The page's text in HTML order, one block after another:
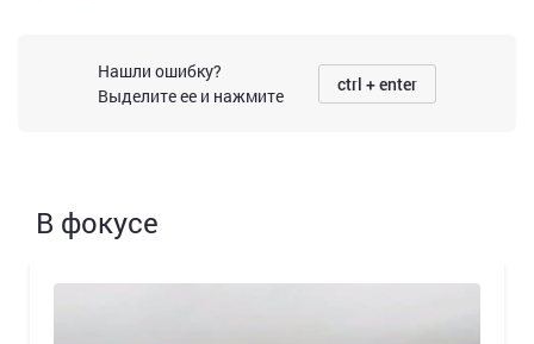
Нашли ошибку?
Выделите ее и нажмите
ctrl + enter
В фокусе